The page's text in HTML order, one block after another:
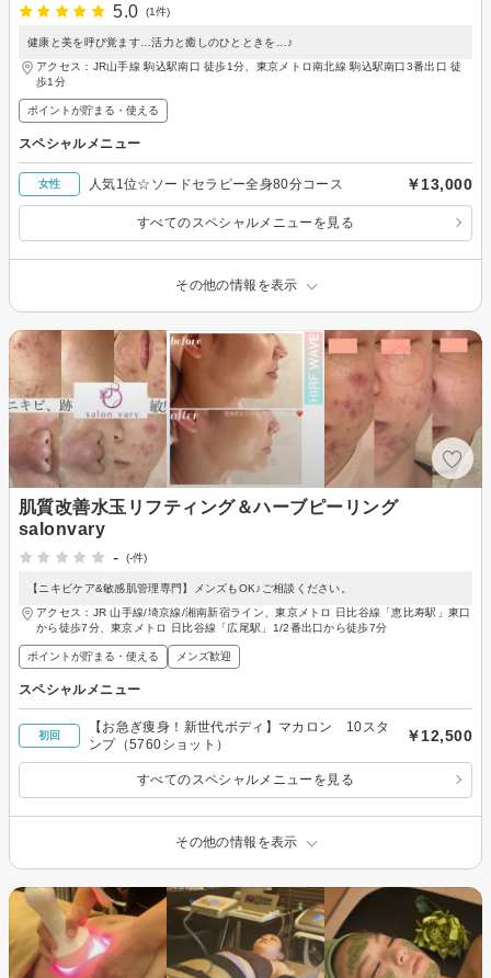
5.0
(1件)
健康と美を呼び覚ます…活力と癒しのひとときを…♪
アクセス：JR山手線 駒込駅南口 徒歩1分、東京メトロ南北線 駒込駅南口3番出口 徒
歩1分
ポイントが貯まる・使える
スペシャルメニュー
女性 人気1位☆ソードセラピー全身80分コース ￥13,000
すべてのスペシャルメニューを見る
その他の情報を表示
肌質改善水玉リフティング＆ハーブピーリング
salonvary
-
(-件)
【ニキビケア&敏感肌管理専門】メンズもOK♪ご相談ください。
アクセス：JR 山手線/埼京線/湘南新宿ライン、東京メトロ 日比谷線「恵比寿駅」東口
から徒歩7分、東京メトロ 日比谷線「広尾駅」1/2番出口から徒歩7分
ポイントが貯まる・使える メンズ歓迎
スペシャルメニュー
初回
【お急ぎ痩身！新世代ボディ】マカロン 10スタ
ンプ（5760ショット）
￥12,500
すべてのスペシャルメニューを見る
その他の情報を表示